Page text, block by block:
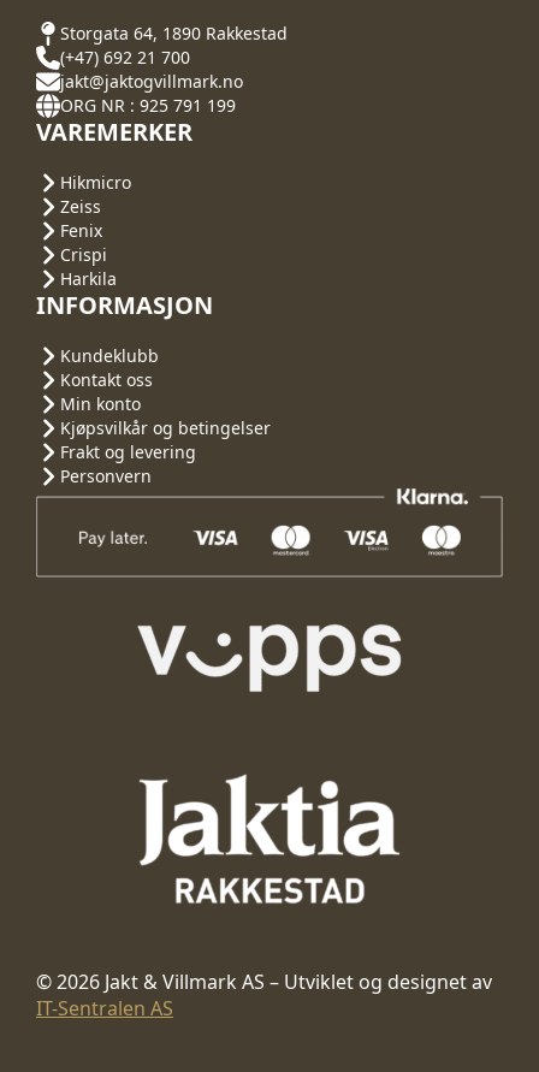
Storgata 64, 1890 Rakkestad
(+47) 692 21 700
jakt@jaktogvillmark.no
ORG NR : 925 791 199
VAREMERKER
Hikmicro
Zeiss
Fenix
Crispi
Harkila
INFORMASJON
Kundeklubb
Kontakt oss
Min konto
Kjøpsvilkår og betingelser
Frakt og levering
Personvern
© 2026 Jakt & Villmark AS – Utviklet og designet av
IT-Sentralen AS